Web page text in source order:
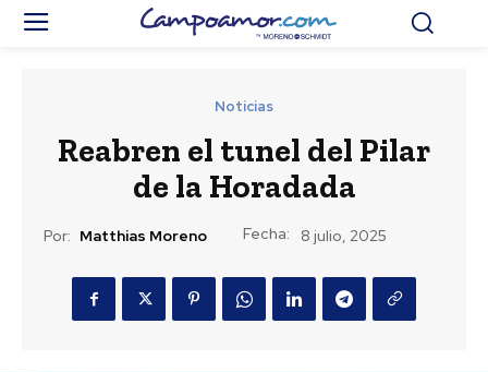
Noticias
Reabren el tunel del Pilar
de la Horadada
Por: Matthias Moreno Fecha: 8 julio, 2025